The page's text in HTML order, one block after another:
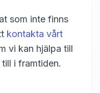
som inte finns
kontakta vårt
vi kan hjälpa till
i framtiden.